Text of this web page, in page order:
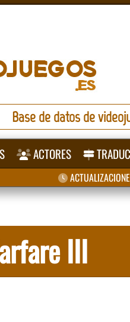
Base de datos de
ACTORES
III